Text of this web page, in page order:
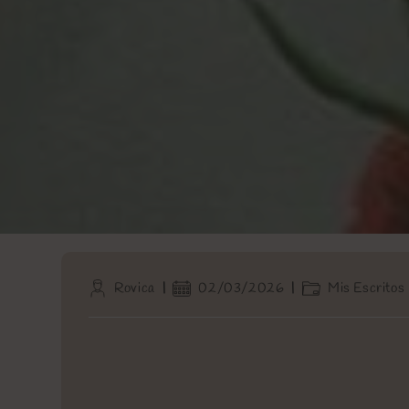
AutorRovica
Publicación
02/03/2026
CategoríaMis Escritos